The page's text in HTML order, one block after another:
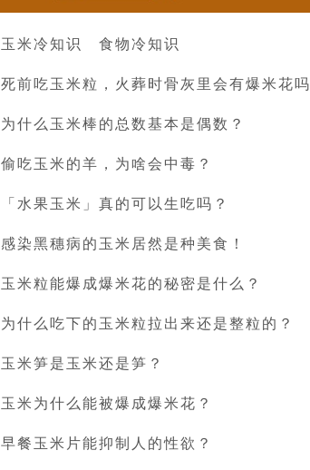
玉米冷知识
食物冷知识
死前吃玉米粒，火葬时骨灰里会有爆米花吗
为什么玉米棒的总数基本是偶数？
偷吃玉米的羊，为啥会中毒？
「水果玉米」真的可以生吃吗？
感染黑穗病的玉米居然是种美食！
玉米粒能爆成爆米花的秘密是什么？
为什么吃下的玉米粒拉出来还是整粒的？
玉米笋是玉米还是笋？
玉米为什么能被爆成爆米花？
早餐玉米片能抑制人的性欲？